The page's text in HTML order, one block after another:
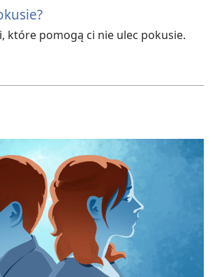
które pomogą ci nie ulec pokusie.